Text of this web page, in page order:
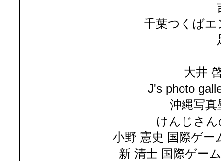
千葉つくば
大井
J's photo
沖縄写真
けんじさん
小野 憲史 国際ゲー
新 清士 国際ゲー